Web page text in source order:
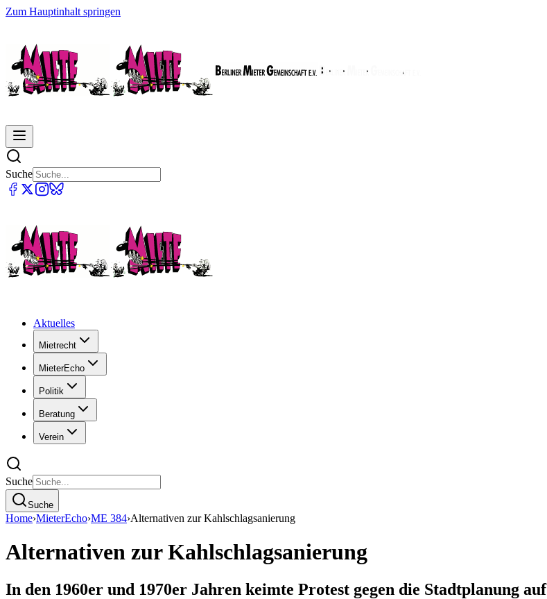
Zum Hauptinhalt springen
Suche
Aktuelles
Mietrecht
MieterEcho
Politik
Beratung
Verein
Suche
Suche
Home›MieterEcho›ME 384›Alternativen zur Kahlschlagsanierung
Alternativen zur Kahlschlagsanierung
In den 1960er und 1970er Jahren keimte Protest gegen die Stadtplanung auf